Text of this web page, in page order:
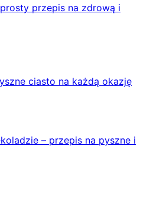
przepis na zdrową i
ciasto na każdą okazję
– przepis na pyszne i